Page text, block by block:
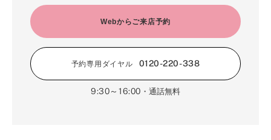
Webからご来店予約
予約専用ダイヤル 0120-220-338
9:30～16:00 ・通話無料